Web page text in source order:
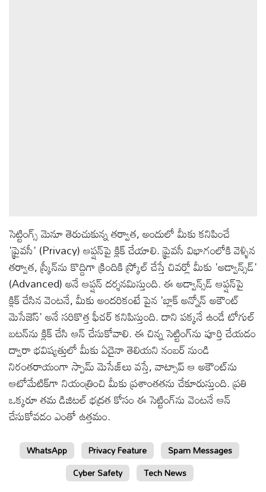
సెట్టింగ్స్ మెనూ తెరుచుకున్న తర్వాత, అందులో మీకు కనిపించే
'ప్రైవసీ' (Privacy) ఆప్షన్‌పై క్లిక్ చేయాలి. ప్రైవసీ విభాగంలోకి వెళ్ళిన
తర్వాత, స్క్రీన్‌ను కొద్దిగా క్రిందికి స్క్రోల్ చేస్తే చివర్లో మీకు 'అడ్వాన్స్‌డ్'
(Advanced) అనే ఆప్షన్ దర్శనమిస్తుంది. ఈ అడ్వాన్స్‌డ్ ఆప్షన్‌పై
క్లిక్ చేసిన వెంటనే, మీకు అందరికంటే పైన 'బ్లాక్ అన్నోన్ అకౌంట్
మెసేజెస్' అనే సరికొత్త ఫీచర్ కనిపిస్తుంది. దాని పక్కనే ఉండే టోగుల్
బటన్‌ను క్లిక్ చేసి ఆన్ చేసుకోవాలి. ఈ చిన్న సెట్టింగ్‌ను పూర్తి చేయడం
ద్వారా భవిష్యత్తులో మీకు ఏదైనా తెలియని నంబర్ నుండి
నిరంతరాయంగా స్పామ్ మెసేజ్‌లు వస్తే, వాట్సాప్ ఆ అకౌంట్‌ను
ఆటోమేటిక్‌గా నియంత్రించి మీకు ప్రశాంతతను చేకూరుస్తుంది. ప్రతి
ఒక్కరూ తమ డిజిటల్ భద్రత కోసం ఈ సెట్టింగ్‌ను వెంటనే ఆన్
చేసుకోవడం ఎంతో ఉత్తమం.
WhatsApp Privacy Feature
Spam Messages
Cyber Safety
Tech News